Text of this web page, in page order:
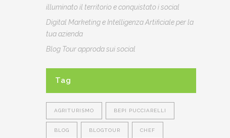
illuminato il territorio e conquistato i social
Digital Marketing e Intelligenza Artificiale per la
tua azienda
Blog Tour approda sui social
Tag
AGRITURISMO BEPI PUCCIARELLI
BLOG BLOGTOUR CHEF